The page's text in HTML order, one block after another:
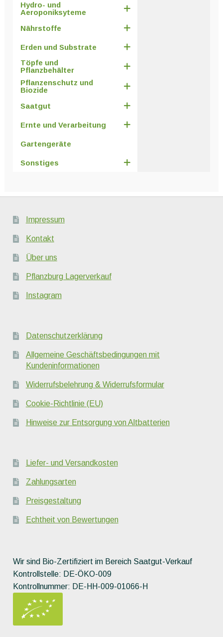
Hydro- und
Aeroponiksyteme
Nährstoffe
Erden und Substrate
Töpfe und
Pflanzbehälter
Pflanzenschutz und
Biozide
Saatgut
Ernte und Verarbeitung
Gartengeräte
Sonstiges
Impressum
Kontakt
Über uns
Pflanzburg Lagerverkauf
Instagram
Datenschutzerklärung
Allgemeine Geschäftsbedingungen mit
Kundeninformationen
Widerrufsbelehrung & Widerrufsformular
Cookie-Richtlinie (EU)
Hinweise zur Entsorgung von Altbatterien
Liefer- und Versandkosten
Zahlungsarten
Preisgestaltung
Echtheit von Bewertungen
Wir sind Bio-Zertifiziert im Bereich Saatgut-Verkauf
Kontrollstelle: DE-ÖKO-009
Kontrollnummer: DE-HH-009-01066-H